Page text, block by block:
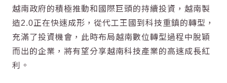
越南政府的積極推動和國際巨頭的持續投資，越南製
造2.0正在快速成形，從代工王國到科技重鎮的轉型，
充滿了投資機會，此時布局越南數位轉型過程中脫穎
而出的企業，將有望分享越南科技產業的高速成長紅
利。